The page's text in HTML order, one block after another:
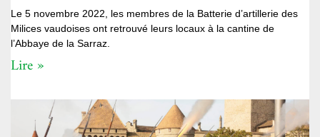
Le 5 novembre 2022, les membres de la Batterie d’artillerie des
Milices vaudoises ont retrouvé leurs locaux à la cantine de
l’Abbaye de la Sarraz.
Lire »